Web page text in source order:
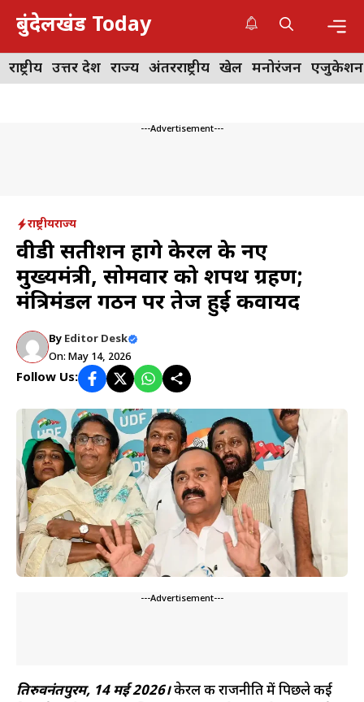
Skip
content
बुंदेलखंड Today
राष्ट्रीय उत्तर प्रदेश राज्य अंतरराष्ट्रीय खेल मनोरंजन एजुकेशन
---Advertisement---
राष्ट्रीयराज्य
वीडी सतीशन होंगे केरल के नए
मुख्यमंत्री, सोमवार को शपथ ग्रहण;
मंत्रिमंडल गठन पर तेज हुई कवायद
By Editor Desk
On: May 14, 2026
Follow Us:
---Advertisement---
तिरुवनंतपुरम, 14 मई 2026।केरल की राजनीति में पिछले कई